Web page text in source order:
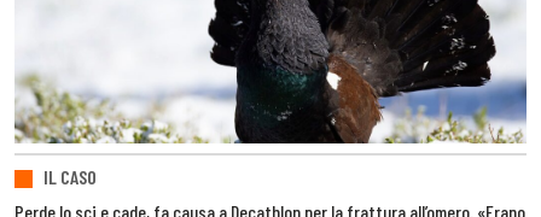
IL CASO
Perde lo sci e cade, fa causa a Decathlon per la frattura all’omero. «Erano